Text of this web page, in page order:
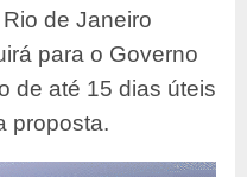
de Janeiro
para o Governo
de até 15 dias úteis
proposta.